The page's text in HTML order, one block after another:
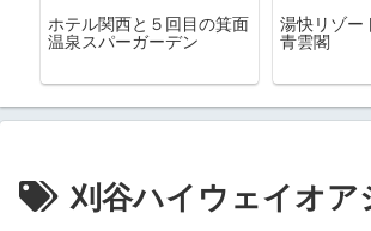
ホテル関西と５回目の箕面
温泉スパーガーデン
湯快リゾー
青雲閣
刈谷ハイウェイオア